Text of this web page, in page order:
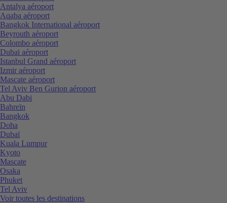
Antalya aéroport
Aqaba aéroport
Bangkok International aéroport
Beyrouth aéroport
Colombo aéroport
Dubai aéroport
Istanbul Grand aéroport
Izmir aéroport
Mascate aéroport
Tel Aviv Ben Gurion aéroport
Abu Dabi
Bahreïn
Bangkok
Doha
Dubaï
Kuala Lumpur
Kyoto
Mascate
Osaka
Phuket
Tel Aviv
Voir toutes les destinations